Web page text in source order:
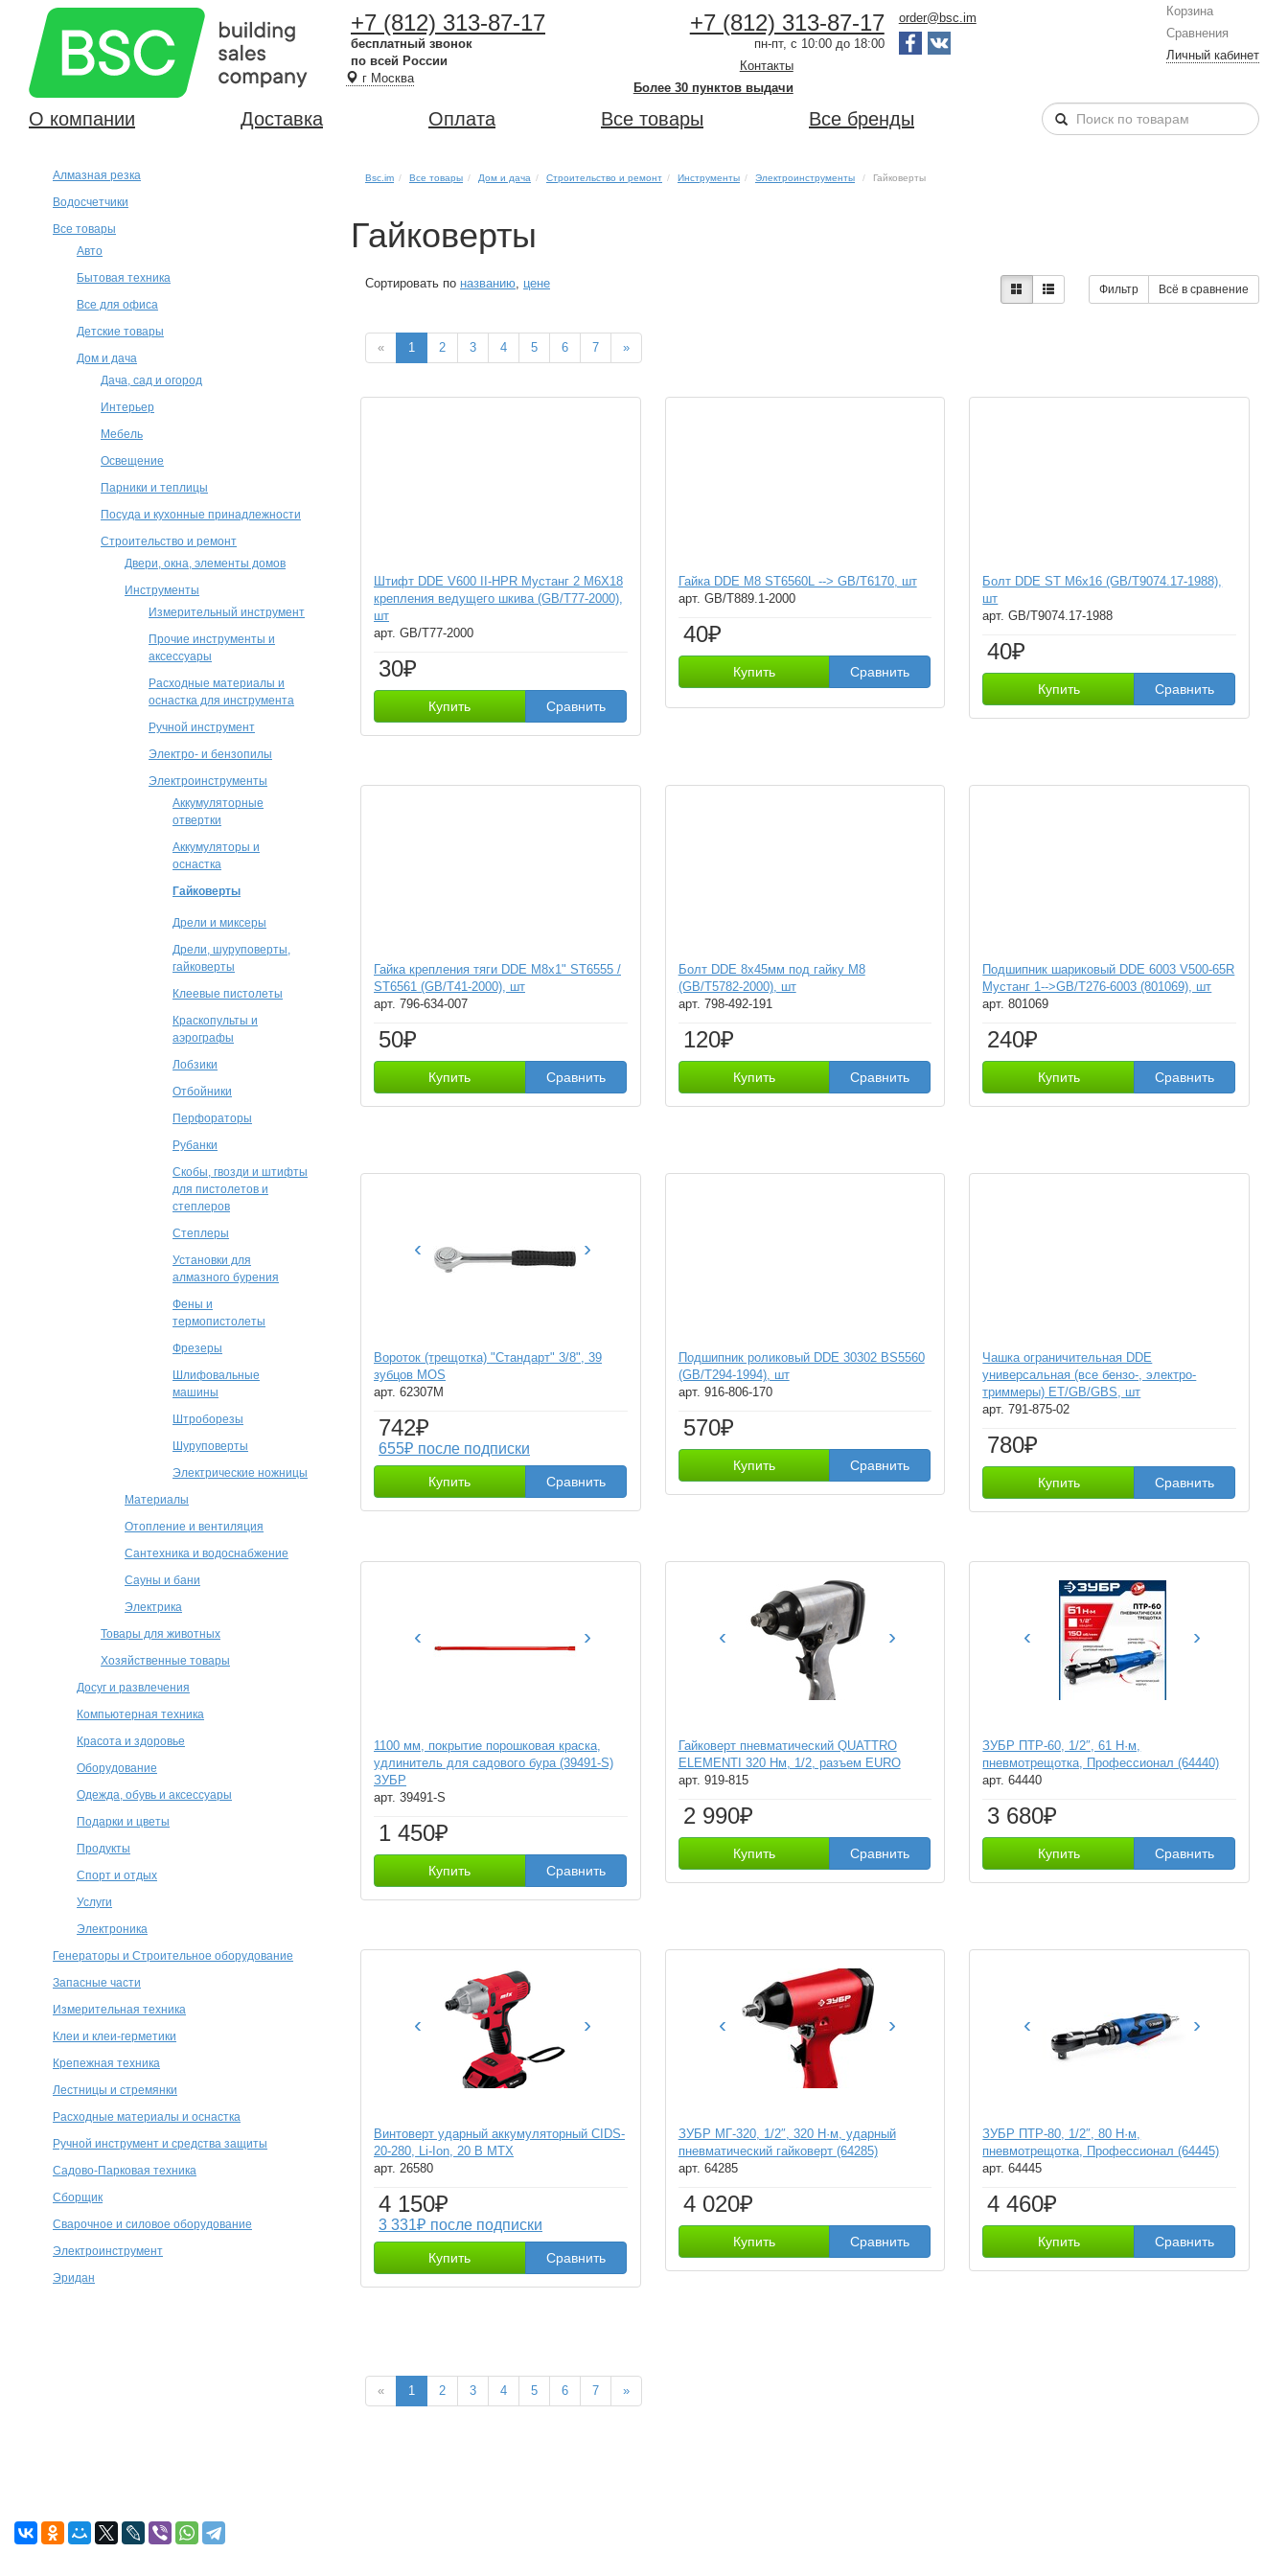
+7 (812) 313-87-17
бесплатный звонок
по всей России
г Москва
+7 (812) 313-87-17
пн-пт, с 10:00 до 18:00
Контакты
Более 30 пунктов выдачи
order@bsc.im
Корзина
Сравнения
Личный кабинет
О компании Доставка Оплата Все товары Все бренды
Алмазная резка
Водосчетчики
Все товары
Авто
Бытовая техника
Все для офиса
Детские товары
Дом и дача
Дача, сад и огород
Интерьер
Мебель
Освещение
Парники и теплицы
Посуда и кухонные принадлежности
Строительство и ремонт
Двери, окна, элементы домов
Инструменты
Измерительный инструмент
Прочие инструменты и
аксессуары
Расходные материалы и
оснастка для инструмента
Ручной инструмент
Электро- и бензопилы
Электроинструменты
Аккумуляторные
отвертки
Аккумуляторы и
оснастка
Гайковерты
Дрели и миксеры
Дрели, шуруповерты,
гайковерты
Клеевые пистолеты
Краскопульты и
аэрографы
Лобзики
Отбойники
Перфораторы
Рубанки
Скобы, гвозди и штифты
для пистолетов и
степлеров
Степлеры
Установки для
алмазного бурения
Фены и
термопистолеты
Фрезеры
Шлифовальные
машины
Штроборезы
Шуруповерты
Электрические ножницы
Материалы
Отопление и вентиляция
Сантехника и водоснабжение
Сауны и бани
Электрика
Товары для животных
Хозяйственные товары
Досуг и развлечения
Компьютерная техника
Красота и здоровье
Оборудование
Одежда, обувь и аксессуары
Подарки и цветы
Продукты
Спорт и отдых
Услуги
Электроника
Генераторы и Строительное оборудование
Запасные части
Измерительная техника
Клеи и клеи-герметики
Крепежная техника
Лестницы и стремянки
Расходные материалы и оснастка
Ручной инструмент и средства защиты
Садово-Парковая техника
Сборщик
Сварочное и силовое оборудование
Электроинструмент
Эридан
Bsc.im Все товары Дом и дача Строительство и ремонт Инструменты Электроинструменты Гайковерты
Гайковерты
Фильтр Всё в сравнение
Сортировать по названию, цене
« 1 2 3 4 5 6 7 »
Штифт DDE V600 II-HPR Мустанг 2 M6X18
крепления ведущего шкива (GB/T77-2000),
шт
арт. GB/T77-2000
30₽
Купить Сравнить
Гайка DDE М8 ST6560L --> GB/T6170, шт
арт. GB/T889.1-2000
40₽
Купить Сравнить
Болт DDE ST M6x16 (GB/T9074.17-1988),
шт
арт. GB/T9074.17-1988
40₽
Купить Сравнить
Гайка крепления тяги DDE М8х1" ST6555 /
ST6561 (GB/T41-2000), шт
арт. 796-634-007
50₽
Купить Сравнить
Болт DDE 8х45мм под гайку М8
(GB/T5782-2000), шт
арт. 798-492-191
120₽
Купить Сравнить
Подшипник шариковый DDE 6003 V500-65R
Мустанг 1-->GB/T276-6003 (801069), шт
арт. 801069
240₽
Купить Сравнить
‹ ›
Вороток (трещотка) "Стандарт" 3/8", 39
зубцов MOS
арт. 62307М
742₽
655₽ после подписки
Купить Сравнить
Подшипник роликовый DDE 30302 BS5560
(GB/T294-1994), шт
арт. 916-806-170
570₽
Купить Сравнить
Чашка ограничительная DDE
универсальная (все бензо-, электро-
триммеры) ET/GB/GBS, шт
арт. 791-875-02
780₽
Купить Сравнить
‹ ›
1100 мм, покрытие порошковая краска,
удлинитель для садового бура (39491-S)
ЗУБР
арт. 39491-S
1 450₽
Купить Сравнить
‹ ›
Гайковерт пневматический QUATTRO
ELEMENTI 320 Нм, 1/2, разъем EURO
арт. 919-815
2 990₽
Купить Сравнить
‹ ›
ЗУБР ПТР-60, 1/2″, 61 Н·м,
пневмотрещотка, Профессионал (64440)
арт. 64440
3 680₽
Купить Сравнить
‹ ›
Винтоверт ударный аккумуляторный CIDS-
20-280, Li-Ion, 20 В MTX
арт. 26580
4 150₽
3 331₽ после подписки
Купить Сравнить
‹ ›
ЗУБР МГ-320, 1/2″, 320 Н·м, ударный
пневматический гайковерт (64285)
арт. 64285
4 020₽
Купить Сравнить
‹ ›
ЗУБР ПТР-80, 1/2″, 80 Н·м,
пневмотрещотка, Профессионал (64445)
арт. 64445
4 460₽
Купить Сравнить
« 1 2 3 4 5 6 7 »